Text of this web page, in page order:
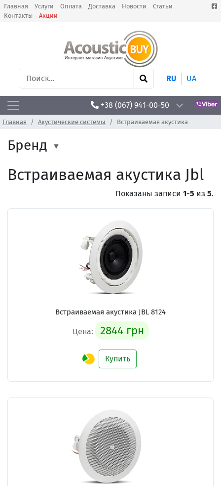
Главная Услуги Оплата Доставка Новости
Статьи
Контакты
Акции
RU UA
+38 (067) 941-00-50
Главная Акустические системы Встраиваемая акустика
Бренд
Встраиваемая акустика Jbl
Показаны записи 1-5 из 5.
Встраиваемая акустика JBL 8124
Цена: 2844 грн
Купить